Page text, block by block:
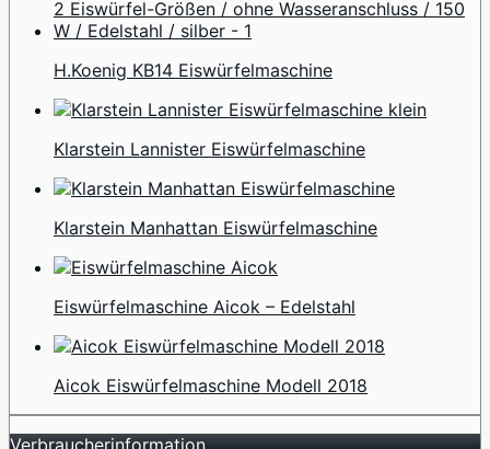
H.Koenig KB14 Eiswürfelmaschine
Klarstein Lannister Eiswürfelmaschine
Klarstein Manhattan Eiswürfelmaschine
Eiswürfelmaschine Aicok – Edelstahl
Aicok Eiswürfelmaschine Modell 2018
Verbraucherinformation